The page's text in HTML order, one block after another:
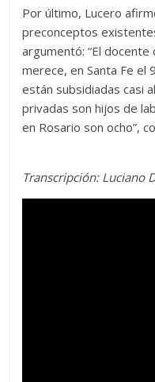
Por último, Lucero
preconceptos
argumentó: “El
merece, en Santa Fe el
están subsidiadas casi
privadas son hijos de
en Rosario son ocho”,
Transcripción: Luciano